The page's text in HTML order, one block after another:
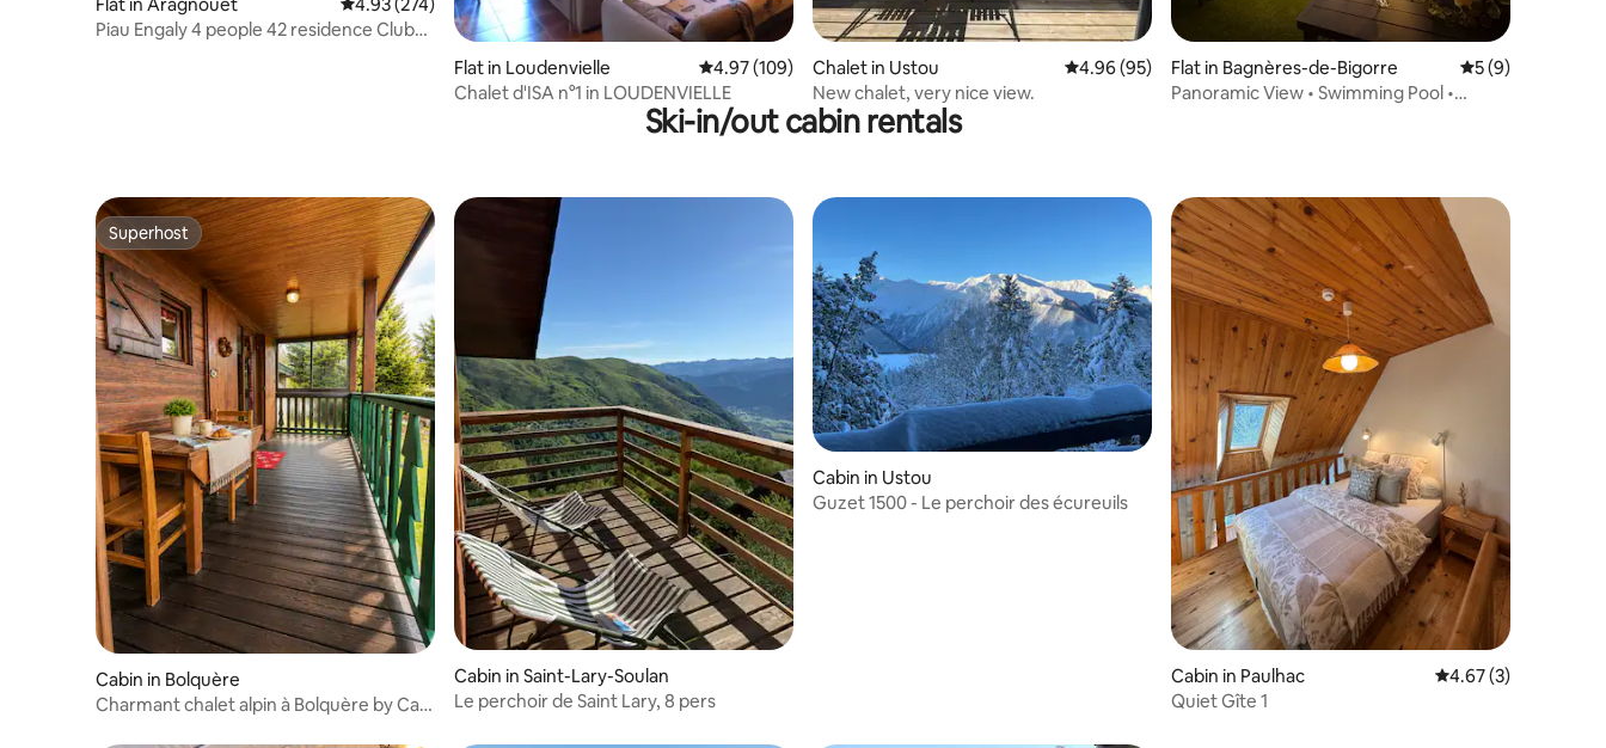
Piau Engaly 4 people 42 residence Club
Flat in Loudenvielle 4.97 out of 5 average rating, 109 reviews
4.97 (109)
Chalet d'ISA n°1 in LOUDENVIELLE
Chalet in Ustou 4.96 out of 5 average rating, 95 reviews
4.96 (95)
New chalet, very nice view.
Flat in Bagnères-de-Bigorre 5 out of 5
5 (9)
Panoramic View • Swimming Pool •
Ski-in/out cabin rentals
Superhost
Superhost
Cabin in Bolquère
Charmant chalet alpin à Bolquère by CaL
Cabin in Saint-Lary-Soulan
Le perchoir de Saint Lary, 8 pers
Cabin in Ustou
Guzet 1500 - Le perchoir des écureuils
Cabin in Paulhac 4.67 out of 5
4.67 (3)
Quiet Gîte 1